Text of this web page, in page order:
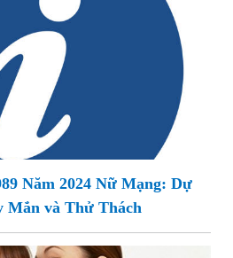
Năm 2024 Nữ Mạng: Dự
Mắn và Thử Thách